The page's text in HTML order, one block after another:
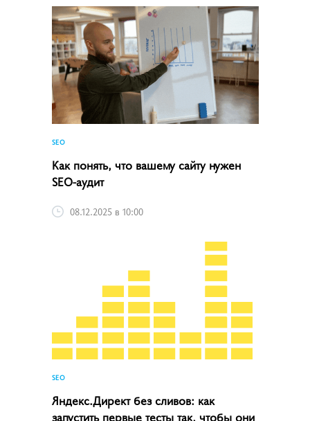
SEO
Как понять, что вашему сайту нужен
SEO-аудит
08.12.2025 в 10:00
SEO
Яндекс.Директ без сливов: как
запустить первые тесты так, чтобы они